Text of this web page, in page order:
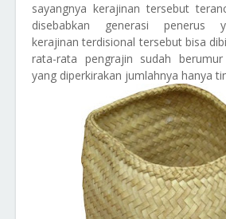
sayangnya kerajinan tersebut
disebabkan generasi penerus
kerajinan terdisional tersebut bisa
rata-rata pengrajin sudah
yang diperkirakan jumlahnya hanya